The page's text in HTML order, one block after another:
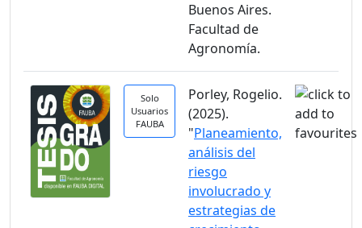
Buenos Aires.
Facultad de
Agronomía.
Solo
Usuarios
FAUBA
Porley, Rogelio.
(2025).
"Planeamiento,
análisis del
riesgo
involucrado y
estrategias de